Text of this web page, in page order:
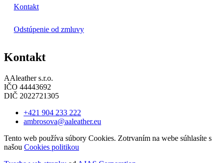
Kontakt
Odstúpenie od zmluvy
Kontakt
AAleather s.r.o.
IČO 44443692
DIČ 2022721305
+421 904 233 222
ambrosova@aaleather.eu
Tento web používa súbory Cookies. Zotrvaním na webe súhlasíte s
našou Cookies politikou